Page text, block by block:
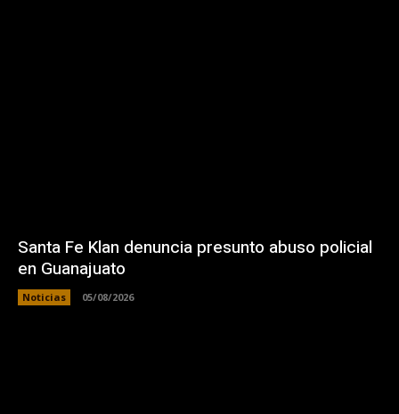
Santa Fe Klan denuncia presunto abuso policial
en Guanajuato
Noticias 05/08/2026